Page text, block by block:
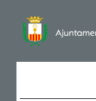
contingut